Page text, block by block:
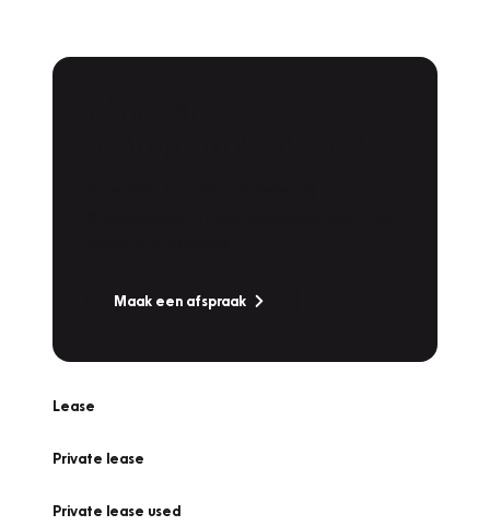
Maak een afspraak
Lease
Private lease
Private lease used